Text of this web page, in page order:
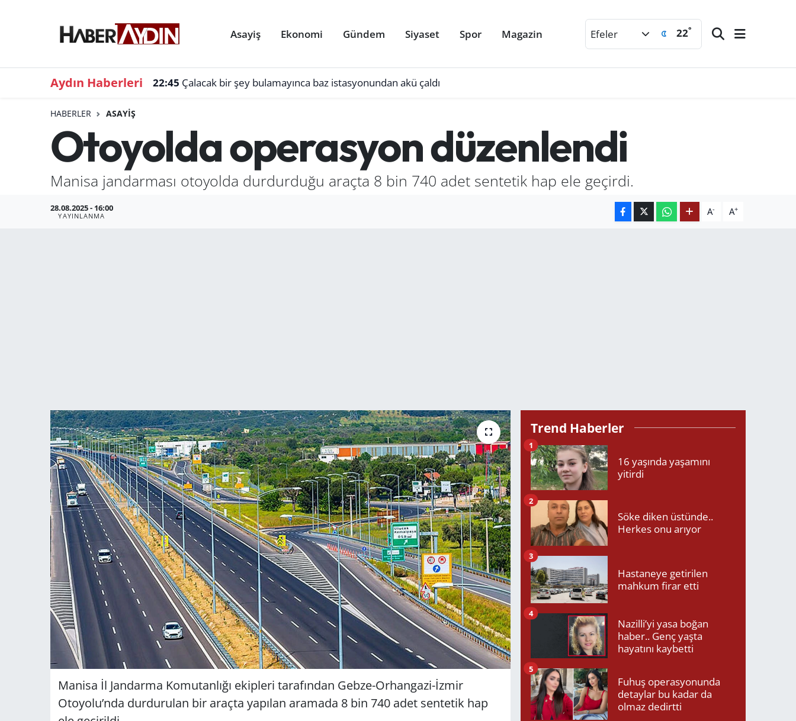
Asayiş Ekonomi Gündem Siyaset Spor Magazin Efeler 22°
Aydın Haberleri 22:45 Çalacak bir şey bulamayınca baz istasyonundan akü çaldı
HABERLER ASAYIŞ
Otoyolda operasyon düzenlendi
Manisa jandarması otoyolda durdurduğu araçta 8 bin 740 adet sentetik hap ele geçirdi.
28.08.2025 - 16:00
YAYINLANMA A- A+
Manisa İl Jandarma Komutanlığı ekipleri tarafından Gebze-Orhangazi-İzmir
Otoyolu’nda durdurulan bir araçta yapılan aramada 8 bin 740 adet sentetik hap
Trend Haberler
16 yaşında yaşamını
yitirdi
1
Söke diken üstünde..
Herkes onu arıyor
2
Hastaneye getirilen
mahkum firar etti
3
Nazilli’yi yasa boğan
haber.. Genç yaşta
hayatını kaybetti
4
Fuhuş operasyonunda
detaylar bu kadar da
olmaz dedirtti
5